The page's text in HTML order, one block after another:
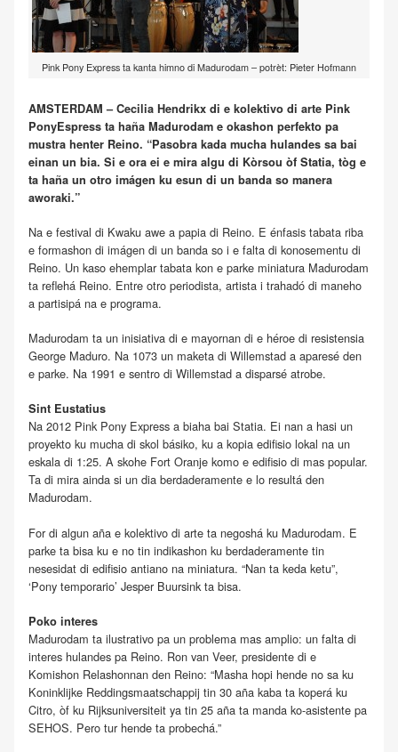
Pink Pony Express ta kanta himno di Madurodam – potrèt: Pieter Hofmann
AMSTERDAM – Cecilia Hendrikx di e kolektivo di arte Pink
PonyEspress ta haña Madurodam e okashon perfekto pa
mustra henter Reino. “Pasobra kada mucha hulandes sa bai
einan un bia. Si e ora ei e mira algu di Kòrsou òf Statia, tòg e
ta haña un otro imágen ku esun di un banda so manera
aworaki.”
Na e festival di Kwaku awe a papia di Reino. E énfasis tabata riba
e formashon di imágen di un banda so i e falta di konosementu di
Reino. Un kaso ehemplar tabata kon e parke miniatura Madurodam
ta reflehá Reino. Entre otro periodista, artista i trahadó di maneho
a partisipá na e programa.
Madurodam ta un inisiativa di e mayornan di e héroe di resistensia
George Maduro. Na 1073 un maketa di Willemstad a aparesé den
e parke. Na 1991 e sentro di Willemstad a disparsé atrobe.
Sint Eustatius
Na 2012 Pink Pony Express a biaha bai Statia. Ei nan a hasi un
proyekto ku mucha di skol básiko, ku a kopia edifisio lokal na un
eskala di 1:25. A skohe Fort Oranje komo e edifisio di mas popular.
Ta di mira ainda si un dia berdaderamente e lo resultá den
Madurodam.
For di algun aña e kolektivo di arte ta negoshá ku Madurodam. E
parke ta bisa ku e no tin indikashon ku berdaderamente tin
nesesidat di edifisio antiano na miniatura. “Nan ta keda ketu”,
‘Pony temporario’ Jesper Buursink ta bisa.
Poko interes
Madurodam ta ilustrativo pa un problema mas amplio: un falta di
interes hulandes pa Reino. Ron van Veer, presidente di e
Komishon Relashonnan den Reino: “Masha hopi hende no sa ku
Koninklijke Reddingsmaatschappij tin 30 aña kaba ta koperá ku
Citro, òf ku Rijksuniversiteit ya tin 25 aña ta manda ko-asistente pa
SEHOS. Pero tur hende ta probechá.”